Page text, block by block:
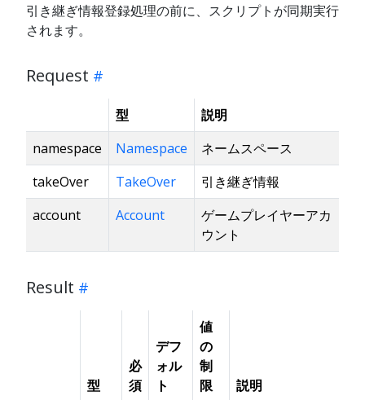
引き継ぎ情報登録処理の前に、スクリプトが同期実行
されます。
Request
型
説明
namespace
Namespace
ネームスペース
takeOver
TakeOver
引き継ぎ情報
account
Account
ゲームプレイヤーアカ
ウント
Result
型
必
須
デフ
ォル
ト
値
の
制
限
説明